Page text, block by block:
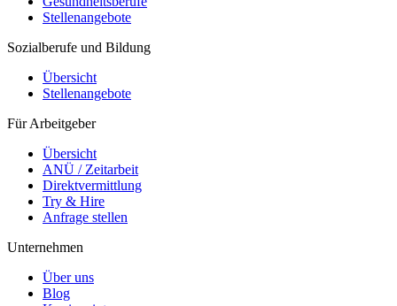
Stellenangebote
Sozialberufe und Bildung
Übersicht
Stellenangebote
Für Arbeitgeber
Übersicht
ANÜ / Zeitarbeit
Direktvermittlung
Try & Hire
Anfrage stellen
Unternehmen
Über uns
Blog